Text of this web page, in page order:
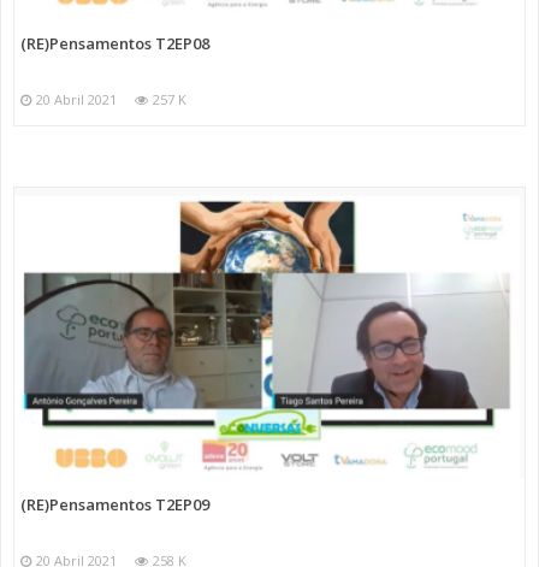
(RE)Pensamentos T2EP08
20 Abril 2021 257 K
(RE)Pensamentos T2EP09
20 Abril 2021 258 K